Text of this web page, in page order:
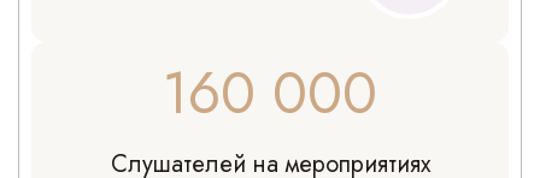
160 000
Слушателей на мероприятиях